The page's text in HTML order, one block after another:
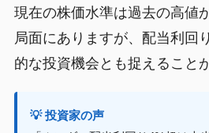
現在の株価水準は過去の高値
局面にありますが、配当利回
的な投資機会とも捉えること
💡 投資家の声